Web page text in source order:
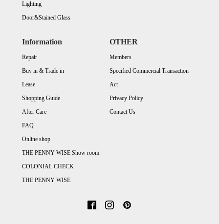
Lighting
Door&Stained Glass
Information
Repair
Buy in & Trade in
Lease
Shopping Guide
After Care
FAQ
Online shop
THE PENNY WISE Show room
COLONIAL CHECK
THE PENNY WISE
OTHER
Members
Specified Commercial Transaction
Act
Privacy Policy
Contact Us